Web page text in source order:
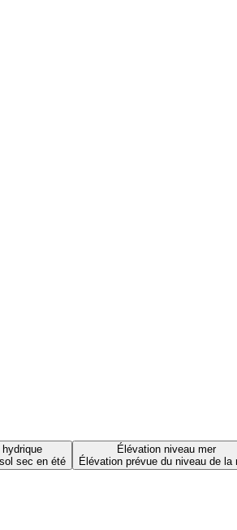
sec en été
Élévation niveau mer
Élévation prévue du niveau de la